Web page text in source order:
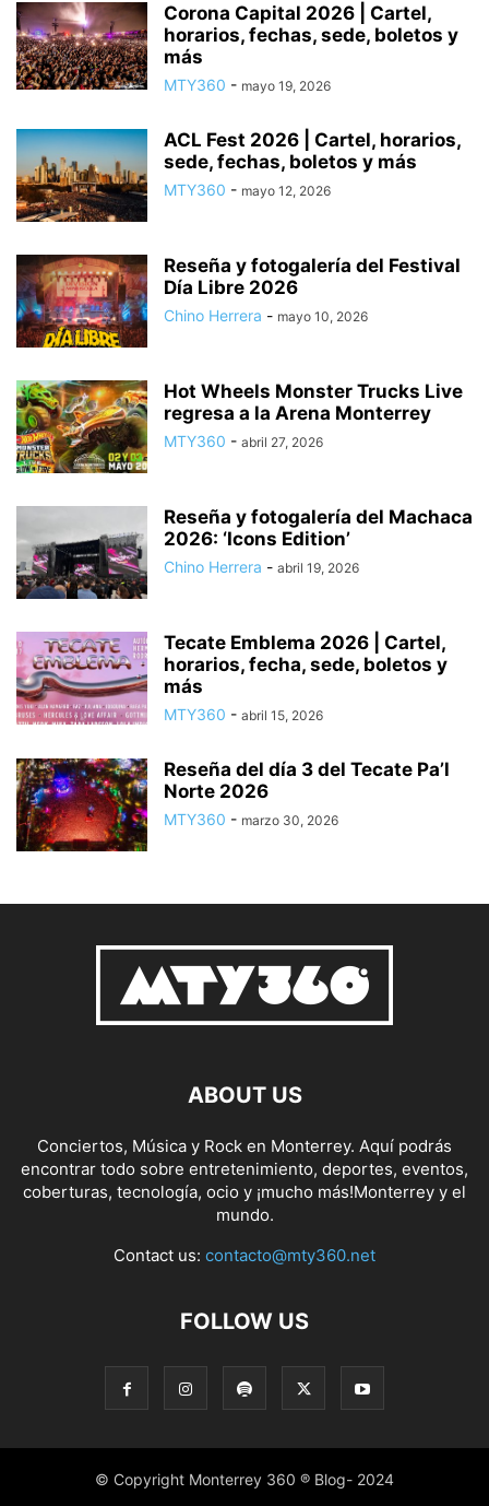
Corona Capital 2026 | Cartel,
horarios, fechas, sede, boletos y
más
MTY360 - mayo 19, 2026
ACL Fest 2026 | Cartel, horarios,
sede, fechas, boletos y más
MTY360 - mayo 12, 2026
Reseña y fotogalería del Festival
Día Libre 2026
Chino Herrera - mayo 10, 2026
Hot Wheels Monster Trucks Live
regresa a la Arena Monterrey
MTY360 - abril 27, 2026
Reseña y fotogalería del Machaca
2026: ‘Icons Edition’
Chino Herrera - abril 19, 2026
Tecate Emblema 2026 | Cartel,
horarios, fecha, sede, boletos y
más
MTY360 - abril 15, 2026
Reseña del día 3 del Tecate Pa’l
Norte 2026
MTY360 - marzo 30, 2026
ABOUT US
Conciertos, Música y Rock en Monterrey. Aquí podrás
encontrar todo sobre entretenimiento, deportes, eventos,
coberturas, tecnología, ocio y ¡mucho más!Monterrey y el
mundo.
Contact us: contacto@mty360.net
FOLLOW US
© Copyright Monterrey 360 ® Blog- 2024